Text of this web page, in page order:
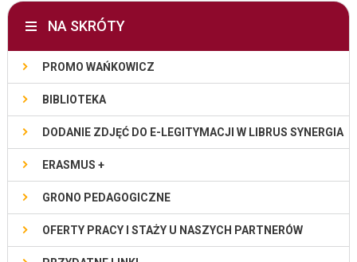
NA SKRÓTY
PROMO WAŃKOWICZ
BIBLIOTEKA
DODANIE ZDJĘĆ DO E-LEGITYMACJI W LIBRUS SYNERGIA
ERASMUS +
GRONO PEDAGOGICZNE
OFERTY PRACY I STAŻY U NASZYCH PARTNERÓW